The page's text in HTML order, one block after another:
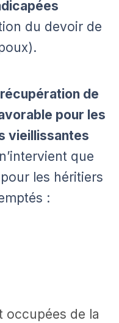
du devoir de
de
pour les
vieillissantes
que
les héritiers
:
occupées de la